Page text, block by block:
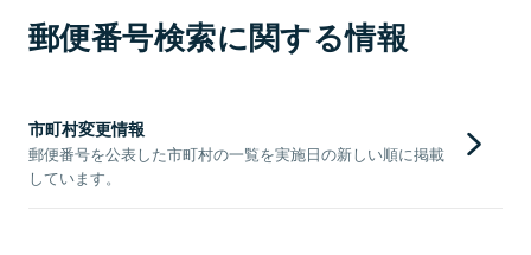
郵便番号検索に関する情報
市町村変更情報
郵便番号を公表した市町村の一覧を実施日の新しい順に掲載
しています。